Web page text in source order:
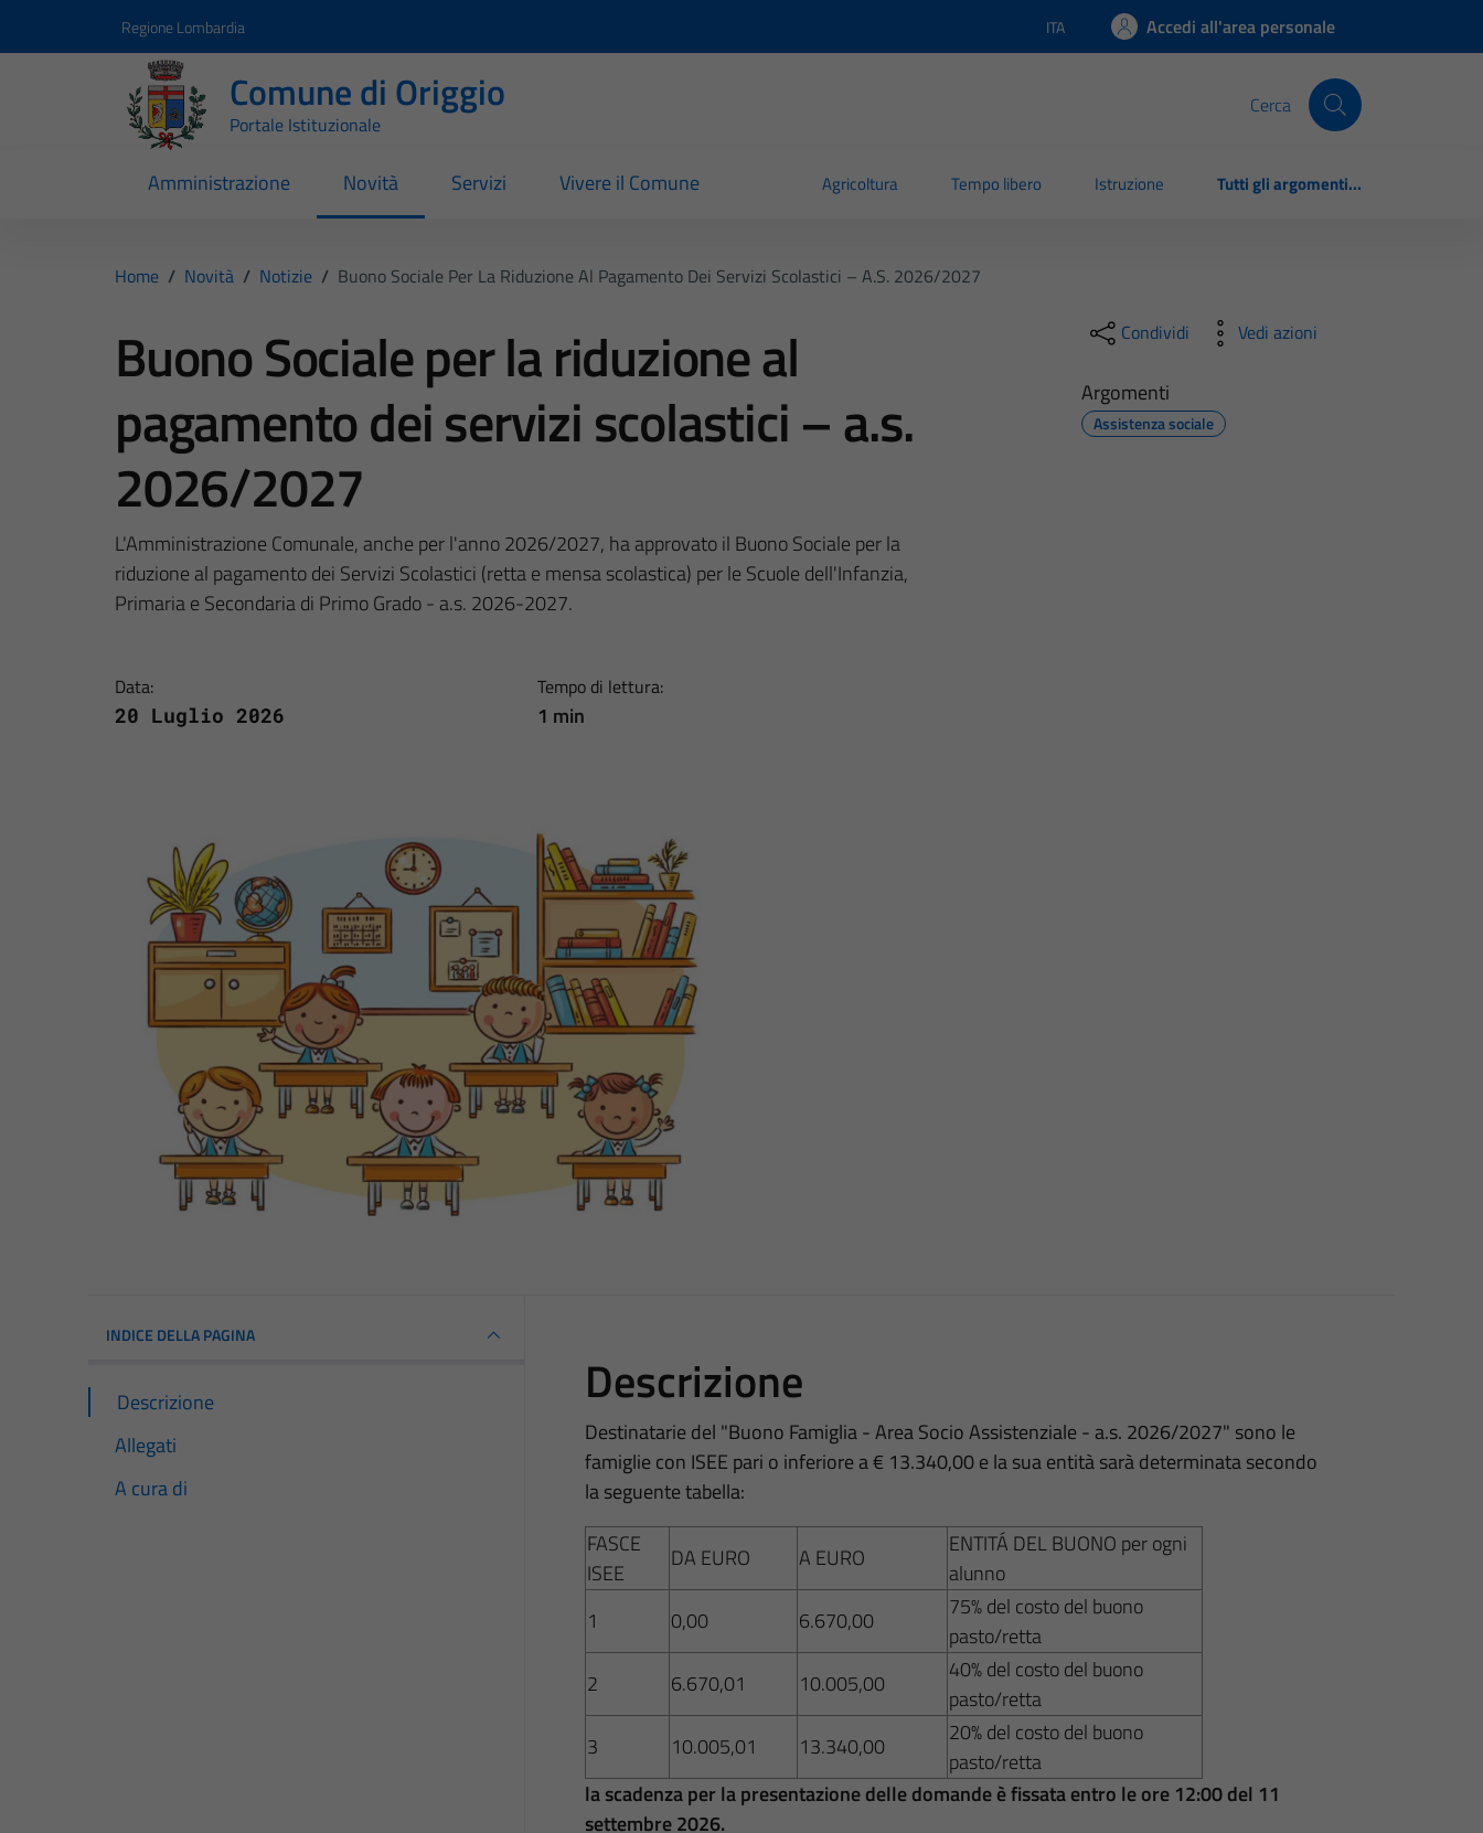
Regione Lombardia Lingua attiva:
ITA Accedi all'area personale
Comune di Origgio
Portale Istituzionale
Cerca
Amministrazione Novità Servizi Vivere il Comune Agricoltura Tempo libero Istruzione Tutti gli argomenti...
Home / Novità / Notizie / Buono Sociale Per La Riduzione Al Pagamento Dei Servizi Scolastici – A.s. 2026/2027
Buono Sociale per la riduzione al
pagamento dei servizi scolastici – a.s.
2026/2027
L'Amministrazione Comunale, anche per l'anno 2026/2027, ha approvato il Buono Sociale per la
riduzione al pagamento dei Servizi Scolastici (retta e mensa scolastica) per le Scuole dell'Infanzia,
Primaria e Secondaria di Primo Grado - a.s. 2026-2027.
Data:
20 Luglio 2026
Tempo di lettura:
1 min
Condividi Vedi azioni
Argomenti
Assistenza sociale
INDICE DELLA PAGINA
Descrizione
Allegati
A cura di
Descrizione
Destinatarie del "Buono Famiglia - Area Socio Assistenziale - a.s. 2026/2027" sono le
famiglie con ISEE pari o inferiore a € 13.340,00 e la sua entità sarà determinata secondo
la seguente tabella:
FASCE
ISEE
DA EURO A EURO
ENTITÁ DEL BUONO per ogni
alunno
1
0,00 6.670,00
75% del costo del buono
pasto/retta
2
6.670,01 10.005,00
40% del costo del buono
pasto/retta
3
10.005,01 13.340,00
20% del costo del buono
pasto/retta
la scadenza per la presentazione delle domande è fissata entro le ore 12:00 del 11
settembre 2026.